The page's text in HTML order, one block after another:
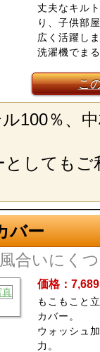
丈夫なキル
り、子供部
広く活躍し
洗濯機でま
こ
100％、
しても
バー
合いにく
価格：
もこもこと
カバー。
ウォッシュ
力。